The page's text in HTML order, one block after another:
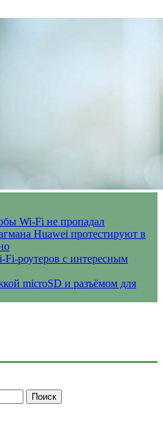
Wi-Fi не пропадал
Huawei протестируют в
роутеров с интересным
microSD и разъёмом для